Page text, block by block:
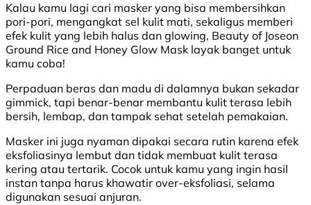
Kalau kamu lagi cari masker yang bisa membersihkan
pori-pori, mengangkat sel kulit mati, sekaligus memberi
efek kulit yang lebih halus dan glowing, Beauty of Joseon
Ground Rice and Honey Glow Mask layak banget untuk
kamu coba!
Perpaduan beras dan madu di dalamnya bukan sekadar
gimmick, tapi benar-benar membantu kulit terasa lebih
bersih, lembap, dan tampak sehat setelah pemakaian.
Masker ini juga nyaman dipakai secara rutin karena efek
eksfoliasinya lembut dan tidak membuat kulit terasa
kering atau tertarik. Cocok untuk kamu yang ingin hasil
instan tanpa harus khawatir over-eksfoliasi, selama
digunakan sesuai anjuran.